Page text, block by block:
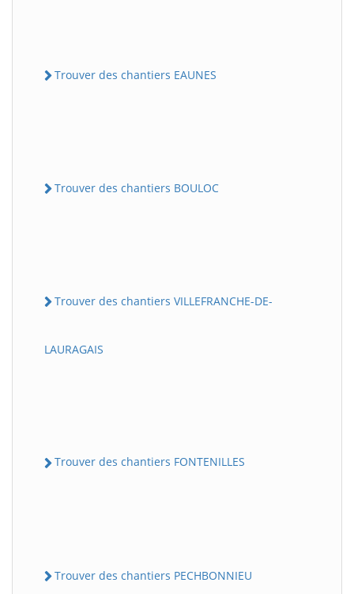
Trouver des chantiers EAUNES
Trouver des chantiers BOULOC
Trouver des chantiers VILLEFRANCHE-DE-
LAURAGAIS
Trouver des chantiers FONTENILLES
Trouver des chantiers PECHBONNIEU